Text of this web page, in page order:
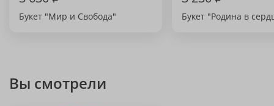
Букет "Мир и Свобода" Букет "Родина в
Вы смотрели